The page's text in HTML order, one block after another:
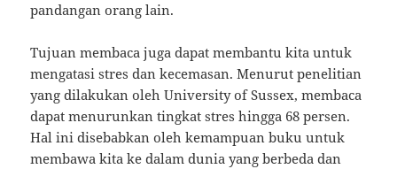
pandangan orang lain.
Tujuan membaca juga dapat membantu kita untuk
mengatasi stres dan kecemasan. Menurut penelitian
yang dilakukan oleh University of Sussex, membaca
dapat menurunkan tingkat stres hingga 68 persen.
Hal ini disebabkan oleh kemampuan buku untuk
membawa kita ke dalam dunia yang berbeda dan